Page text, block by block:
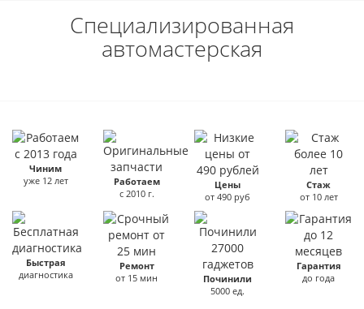
Специализированная
автомастерская
Чиним
уже 12 лет
Работаем
с 2010 г.
Цены
от 490 руб
Стаж
от 10 лет
Быстрая
диагностика
Ремонт
от 15 мин
Починили
5000 ед.
Гарантия
до года